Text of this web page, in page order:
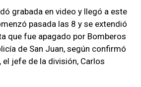
grabada en video y llegó a este
pasada las 8 y se extendió
que fue apagado por Bomberos
de San Juan, según confirmó
, el jefe de la división, Carlos